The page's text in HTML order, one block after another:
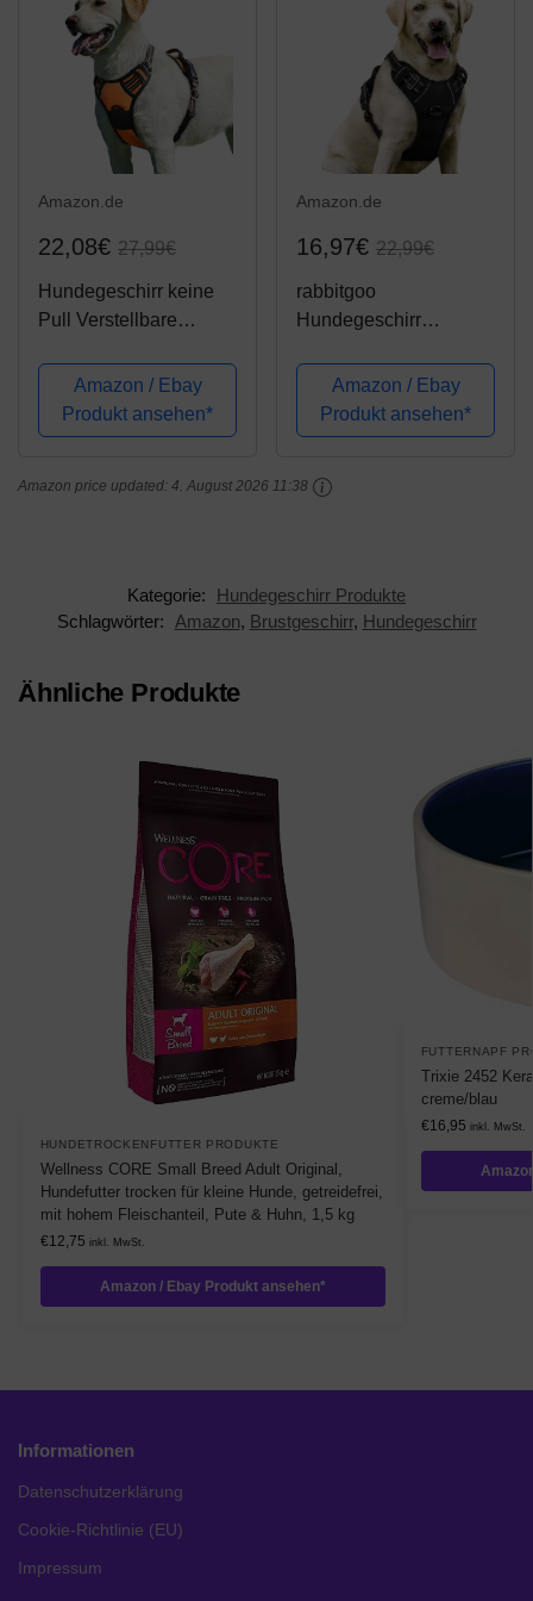
Amazon.de
22,08€ 27,99€
Hundegeschirr keine
Pull Verstellbare
Puppy Weste
Geschirre mit Griff
Reflektierende
Mesh Leichte Outdoor...
Amazon / Ebay
Produkt ansehen*
Amazon.de
16,97€ 22,99€
rabbitgoo
Hundegeschirr
Zug Geschirr Hund mit
Kontrolle No Pull
Verstellbar
Hunde Atmungsaktiv
Amazon / Ebay
Produkt ansehen*
Amazon price updated: 4. August 2026 11:38
Kategorie:
Hundegeschirr Produkte
Schlagwörter:
Amazon, Brustgeschirr, Hundegeschirr
Ähnliche Produkte
HUNDETROCKENFUTTER PRODUKTE
Wellness CORE Small Breed Adult Original,
Hundefutter trocken für kleine Hunde, getreidefrei,
mit hohem Fleischanteil, Pute & Huhn, 1,5 kg
€12,75 inkl. MwSt.
Amazon / Ebay Produkt ansehen*
FUTTERNAPF
Trixie 2452
creme/blau
€16,95 inkl. MwSt.
Informationen
Datenschutzerklärung
Cookie-Richtlinie (EU)
Impressum